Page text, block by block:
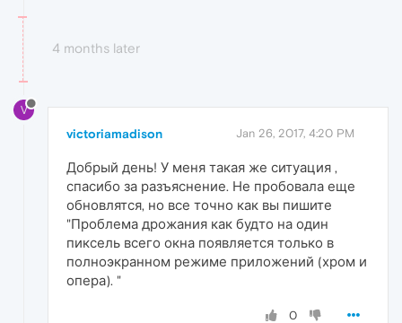
4 months later
V
victoriamadison Jan 26, 2017, 4:20 PM
Добрый день! У меня такая же ситуация ,
спасибо за разъяснение. Не пробовала еще
обновлятся, но все точно как вы пишите
"Проблема дрожания как будто на один
пиксель всего окна появляется только в
полноэкранном режиме приложений (хром и
опера). "
0